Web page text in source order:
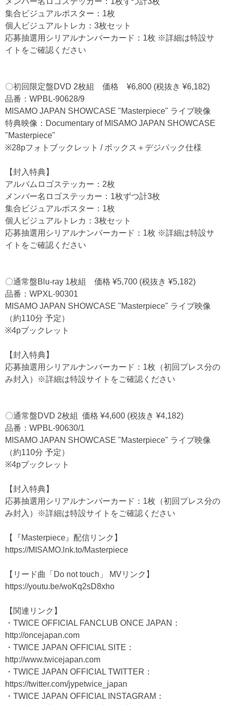
集合ビジュアルポスター：1枚
個人ビジュアルトレカ：3枚セット
応募抽選用シリアルナンバーカード：1枚 ※詳細は特設サ
イトをご確認ください
〇初回限定盤DVD 2枚組 価格 ¥6,800 (税抜き ¥6,182)
品番：WPBL-90628/9
MISAMO JAPAN SHOWCASE "Masterpiece" ライブ映像
特典映像：Documentary of MISAMO JAPAN SHOWCASE
"Masterpiece"
※28pフォトブックレット / ボックス＋デジパック仕様
【封入特典】
アルバムロゴステッカー：2枚
メンバー名ロゴステッカー：1枚ずつ計3枚
集合ビジュアルポスター：1枚
個人ビジュアルトレカ：3枚セット
応募抽選用シリアルナンバーカード：1枚 ※詳細は特設サ
イトをご確認ください
〇通常盤Blu-ray 1枚組 価格 ¥5,700 (税抜き ¥5,182)
品番：WPXL-90301
MISAMO JAPAN SHOWCASE "Masterpiece" ライブ映像
（約110分 予定）
※4pブックレット
【封入特典】
応募抽選用シリアルナンバーカード：1枚（初回プレス分の
み封入）※詳細は特設サイトをご確認ください
〇通常盤DVD 2枚組 価格 ¥4,600 (税抜き ¥4,182)
品番：WPBL-90630/1
MISAMO JAPAN SHOWCASE "Masterpiece" ライブ映像
（約110分 予定）
※4pブックレット
【封入特典】
応募抽選用シリアルナンバーカード：1枚（初回プレス分の
み封入）※詳細は特設サイトをご確認ください
【『Masterpiece』配信リンク】
https://MISAMO.lnk.to/Masterpiece
【リード曲「Do not touch」 MVリンク】
https://youtu.be/woKq2sD8xho
【関連リンク】
・TWICE OFFICIAL FANCLUB ONCE JAPAN：
http://oncejapan.com
・TWICE JAPAN OFFICIAL SITE：
http://www.twicejapan.com
・TWICE JAPAN OFFICIAL TWITTER：
https://twitter.com/jypetwice_japan
・TWICE JAPAN OFFICIAL INSTAGRAM：